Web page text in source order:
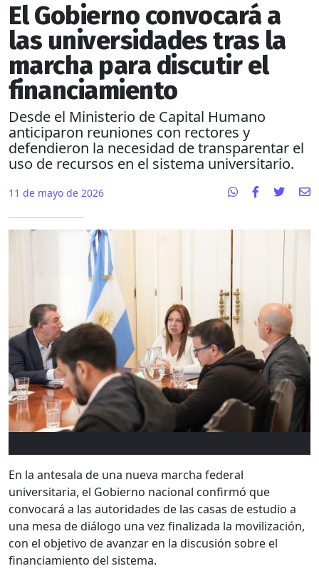
El Gobierno convocará a
las universidades tras la
marcha para discutir el
financiamiento
Desde el Ministerio de Capital Humano
anticiparon reuniones con rectores y
defendieron la necesidad de transparentar el
uso de recursos en el sistema universitario.
11 de mayo de 2026
En la antesala de una nueva marcha federal
universitaria, el Gobierno nacional confirmó que
convocará a las autoridades de las casas de estudio a
una mesa de diálogo una vez finalizada la movilización,
con el objetivo de avanzar en la discusión sobre el
financiamiento del sistema.